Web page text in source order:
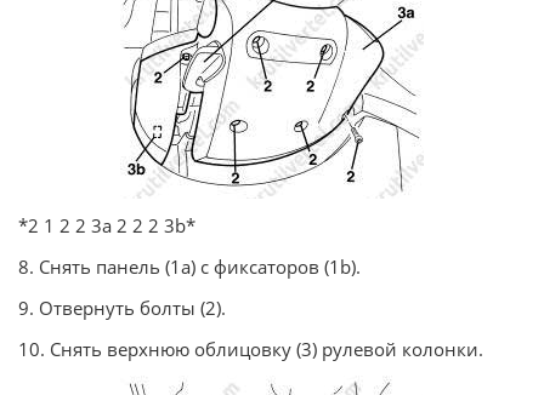
*2 1 2 2 3а 2 2 2 3b*
8. Снять панель (1а) с фиксаторов (1b).
9. Отвернуть болты (2).
10. Снять верхнюю облицовку (3) рулевой колонки.